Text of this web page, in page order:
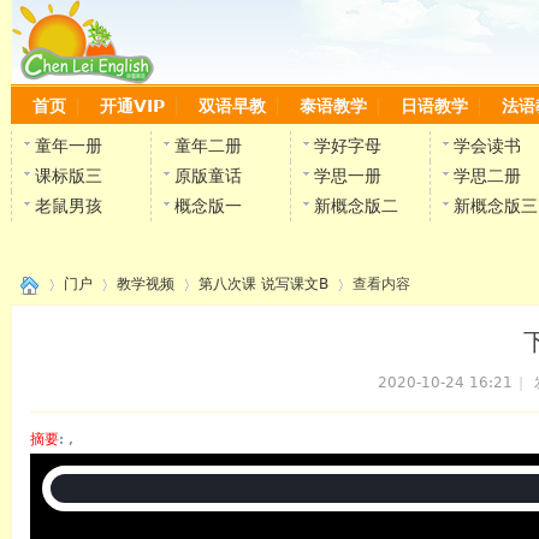
首页 开通VIP 双语早教 泰语教学 日语教学 法语
童年一册 童年二册 学好字母
学会读书
课标版三
原版童话 学思一册
学思二册
老鼠男孩
概念版一 新概念版二 新概念版三
陈雷
门户 教学视频 第八次课 说写课文B 查看内容
2020-10-24 16:21
摘要: ,